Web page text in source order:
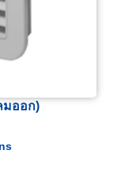
มออก)